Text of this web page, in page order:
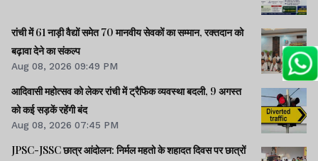
रांची में 61 नाड़ी वैद्यों समेत 70 मानवीय सेवकों का सम्मान, रक्तदान को
बढ़ावा देने का संकल्प
Aug 08, 2026 09:49 PM
आदिवासी महोत्सव को लेकर रांची में ट्रैफिक व्यवस्था बदली, 9 अगस्त
को कई सड़कें रहेंगी बंद
Aug 08, 2026 07:45 PM
JPSC-JSSC छात्र आंदोलन: निर्मल महतो के शहादत दिवस पर छात्रों